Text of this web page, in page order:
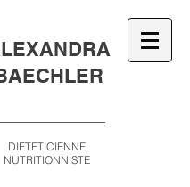
DIETETICIENNE
NUTRITIONNISTE